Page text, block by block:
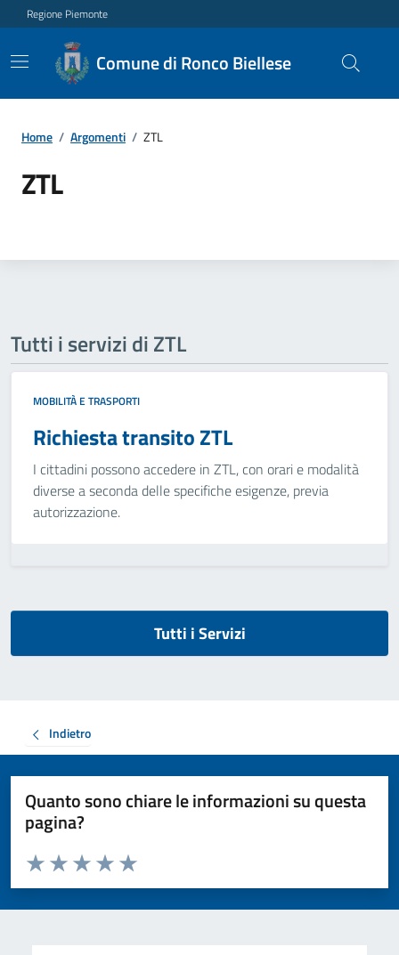
Regione Piemonte
Comune di Ronco Biellese
Home / Argomenti / ZTL
ZTL
Tutti i servizi di ZTL
MOBILITÀ E TRASPORTI
Richiesta transito ZTL
I cittadini possono accedere in ZTL, con orari e modalità
diverse a seconda delle specifiche esigenze, previa
autorizzazione.
Tutti i Servizi
Indietro
Quanto sono chiare le informazioni su questa
pagina?
Valuta da 1 a 5 stelle la pagina
Valuta 5 stelle su 5
Valuta 4 stelle su 5
Valuta 3 stelle su 5
Valuta 2 stelle su 5
Valuta 1 stelle su 5